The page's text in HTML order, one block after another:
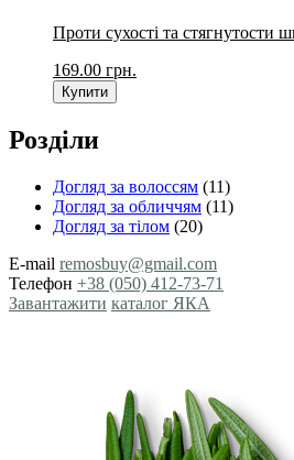
Проти сухості та стягнутости
169.00 грн.
Купити
Розділи
Догляд за волоссям (11)
Догляд за обличчям (11)
Догляд за тілом (20)
E-mail remosbuy@gmail.com
Телефон +38 (050) 412-73-71
Завантажити каталог ЯКА